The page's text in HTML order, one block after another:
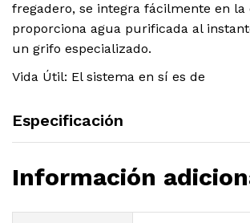
fregadero, se integra fácilmente en la
proporciona agua purificada al
un grifo especializado.
Vida Útil: El sistema en sí es de
Especificación
Información